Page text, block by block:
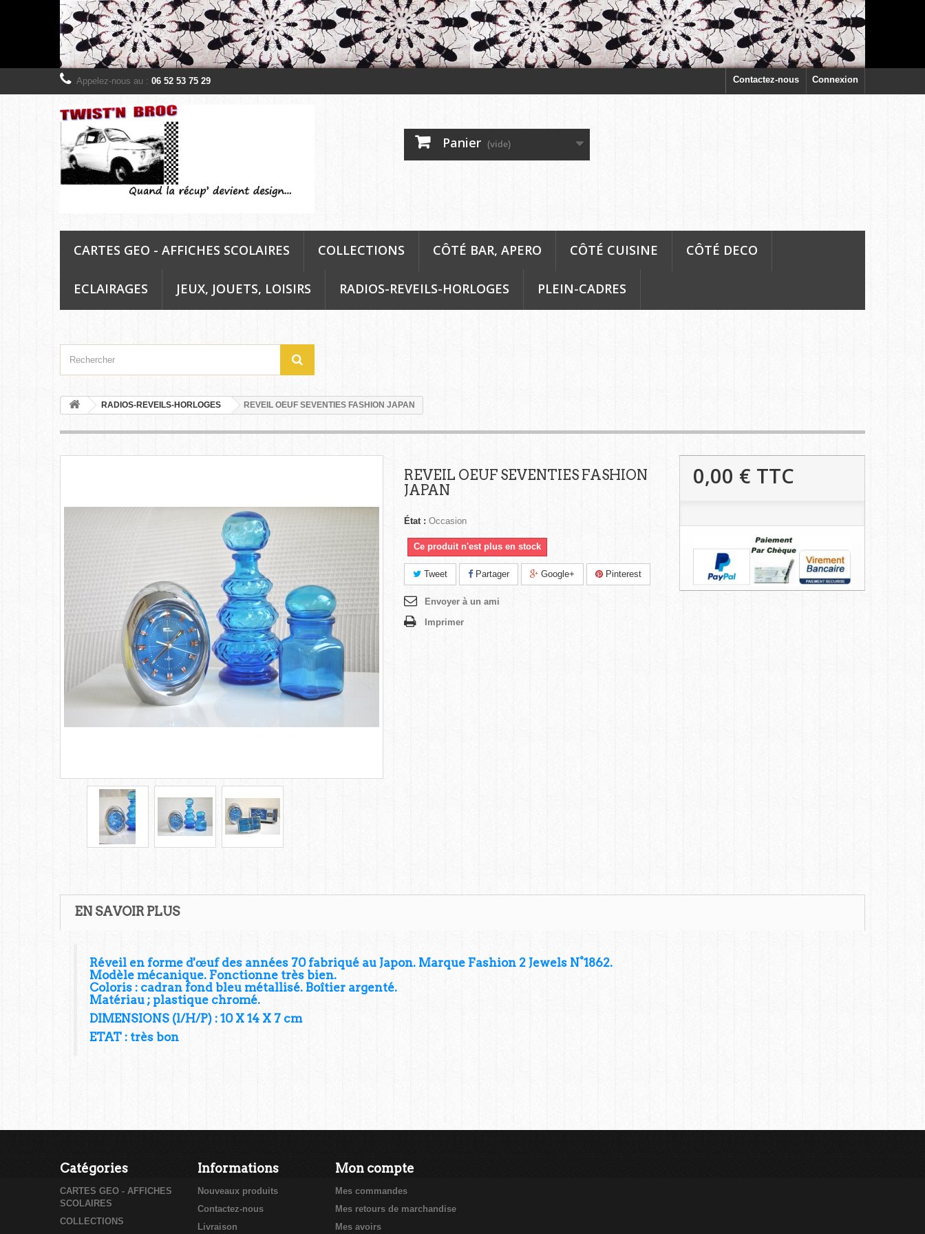
Connexion
Contactez-nous
Appelez-nous au : 06 52 53 75 29
Panier (vide)
CARTES GEO - AFFICHES SCOLAIRES COLLECTIONS CÔTÉ BAR, APERO CÔTÉ CUISINE CÔTÉ DECO
ECLAIRAGES JEUX, JOUETS, LOISIRS RADIOS-REVEILS-HORLOGES PLEIN-CADRES
RADIOS-REVEILS-HORLOGES REVEIL OEUF SEVENTIES FASHION JAPAN
REVEIL OEUF SEVENTIES FASHION
JAPAN
État : Occasion
Ce produit n'est plus en stock
Tweet Partager Google+ Pinterest
Envoyer à un ami
Imprimer
0,00 € TTC
EN SAVOIR PLUS
Réveil en forme d'œuf des années 70 fabriqué au Japon. Marque Fashion 2 Jewels N°1862.
Modèle mécanique. Fonctionne très bien.
Coloris : cadran fond bleu métallisé. Boîtier argenté.
Matériau ; plastique chromé.
DIMENSIONS (l/H/P) : 10 X 14 X 7 cm
ETAT : très bon
Catégories
CARTES GEO - AFFICHES
SCOLAIRES
COLLECTIONS
Informations
Nouveaux produits
Contactez-nous
Livraison
Mon compte
Mes commandes
Mes retours de marchandise
Mes avoirs